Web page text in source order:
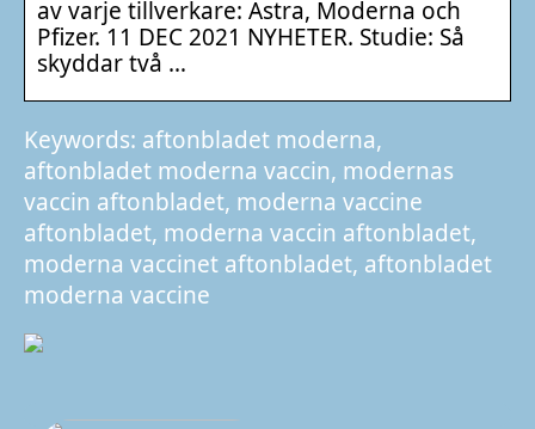
av varje tillverkare: Astra, Moderna och
Pfizer. 11 DEC 2021 NYHETER. Studie: Så
skyddar två …
Keywords: aftonbladet moderna,
aftonbladet moderna vaccin, modernas
vaccin aftonbladet, moderna vaccine
aftonbladet, moderna vaccin aftonbladet,
moderna vaccinet aftonbladet, aftonbladet
moderna vaccine